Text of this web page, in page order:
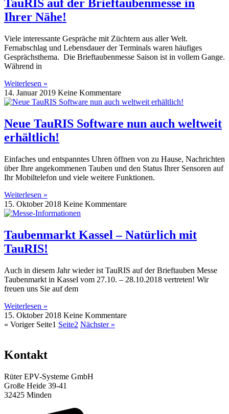
TauRIS auf der Brieftaubenmesse in
Ihrer Nähe!
Viele interessante Gespräche mit Züchtern aus aller Welt.
Fernabschlag und Lebensdauer der Terminals waren häufiges
Gesprächsthema. Die Brieftaubenmesse Saison ist in vollem Gange.
Während in
Weiterlesen »
14. Januar 2019 Keine Kommentare
Neue TauRIS Software nun auch weltweit
erhältlich!
Einfaches und entspanntes Uhren öffnen von zu Hause, Nachrichten
über Ihre angekommenen Tauben und den Status Ihrer Sensoren auf
Ihr Mobiltelefon und viele weitere Funktionen.
Weiterlesen »
15. Oktober 2018 Keine Kommentare
Taubenmarkt Kassel – Natürlich mit
TauRIS!
Auch in diesem Jahr wieder ist TauRIS auf der Brieftauben Messe
Taubenmarkt in Kassel vom 27.10. – 28.10.2018 vertreten! Wir
freuen uns Sie auf dem
Weiterlesen »
15. Oktober 2018 Keine Kommentare
« Voriger Seite1 Seite2 Nächster »
Kontakt
Rüter EPV-Systeme GmbH
Große Heide 39-41
32425 Minden